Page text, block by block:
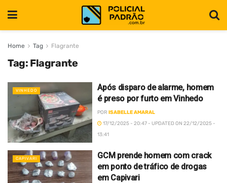
Home Tag Flagrante
Tag: Flagrante
VINHEDO
Após disparo de alarme, homem
é preso por furto em Vinhedo
POR ISABELLE AMARAL
17/12/2025 - 20:47 - UPDATED ON 22/12/2025 -
13:41
CAPIVARI
GCM prende homem com crack
em ponto de tráfico de drogas
em Capivari